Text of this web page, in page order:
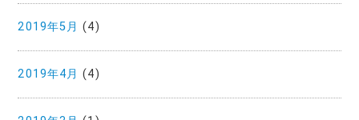
2019年5月 (4)
2019年4月 (4)